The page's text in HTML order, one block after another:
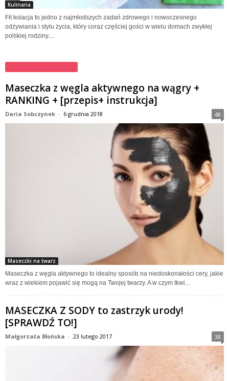
Kulinaria
Fit kolacja to jedno z najmłodszych zadań zdrowego i nowoczesnego
odżywiania i stylu życia, który coraz częściej gości w wielu domach zwykłej
polskiej rodziny....
Maseczki na twarz
Maseczka z węgla aktywnego na wągry +
RANKING + [przepis+ instrukcja]
Daria Sobczynek - 6 grudnia 2018 48
Maseczki na twarz
Maseczka z węgla aktywnego to idealny sposób na niedoskonałości cery, jakie
wraz z wiekiem pojawić się mogą na Twojej twarzy. A w czym tkwi...
MASECZKA Z SODY to zastrzyk urody!
[SPRAWDŹ TO!]
Małgorzata Błońska - 23 lutego 2017 38